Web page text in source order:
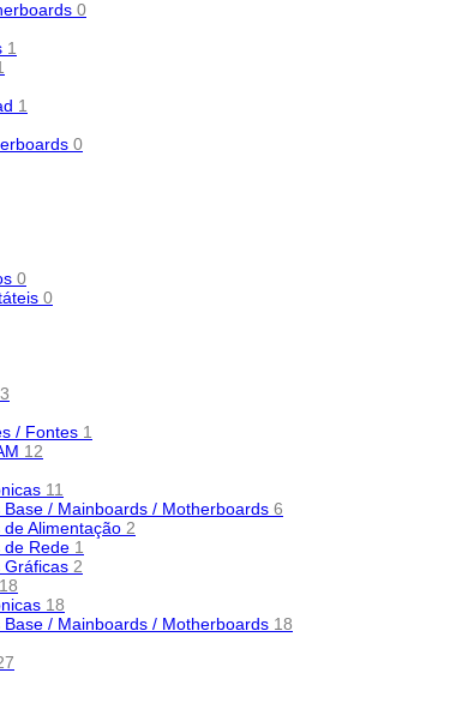
0
1
1
0
0
0
/ Fontes 1
12
11
Base / Mainboards / Motherboards 6
de Alimentação 2
de Rede 1
Gráficas 2
18
18
Base / Mainboards / Motherboards 18